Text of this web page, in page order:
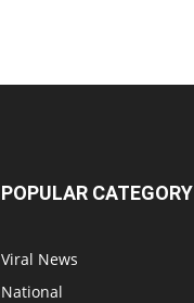
POPULAR CATEGORY
Viral News
National